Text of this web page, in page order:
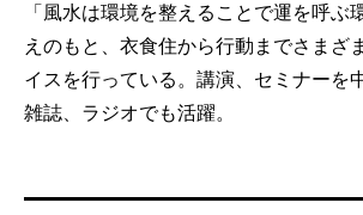
「風水は環境を整えることで運を呼ぶ
えのもと、衣食住から行動までさまざ
イスを行っている。講演、セミナーを
雑誌、ラジオでも活躍。